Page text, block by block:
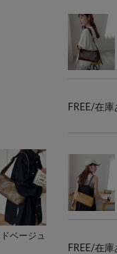
ベージュ
FREE/在庫
FREE/在庫